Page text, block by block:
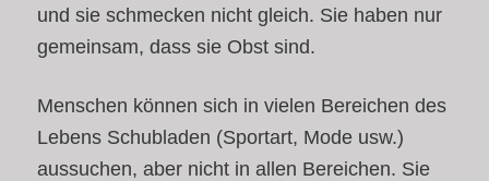
und sie schmecken nicht gleich. Sie haben nur
gemeinsam, dass sie Obst sind.
Menschen können sich in vielen Bereichen des
Lebens Schubladen (Sportart, Mode usw.)
aussuchen, aber nicht in allen Bereichen. Sie